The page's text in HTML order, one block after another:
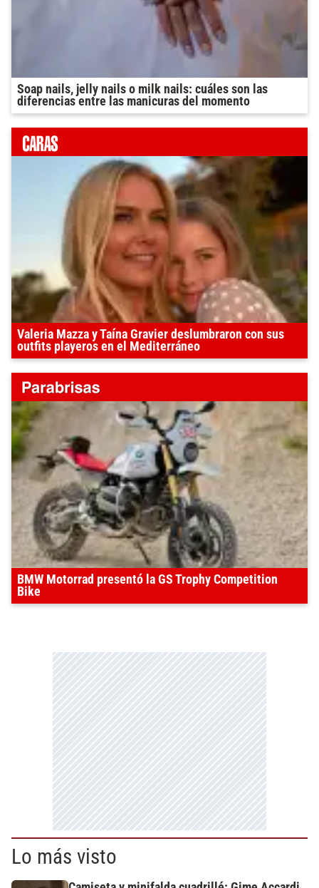
Soap nails, jelly nails o milk nails: cuáles son las
diferencias entre las manicuras del momento
Valeria Mazza y Taína Gravier deslumbraron con sus
outfits playeros en el Mediterráneo
BMW Motorrad presentó la GS Trophy Competition
Bike
Lo más visto